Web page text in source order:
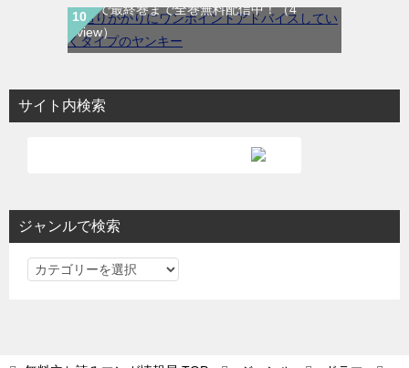
UP!で最終巻まで全巻無料配信中！（4
view）
サイト内検索
ジャンルで検索
ジ